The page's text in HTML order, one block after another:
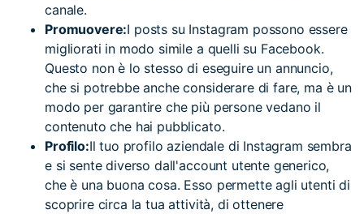
canale.
Promuovere:I posts su Instagram possono essere
migliorati in modo simile a quelli su Facebook.
Questo non è lo stesso di eseguire un annuncio,
che si potrebbe anche considerare di fare, ma è un
modo per garantire che più persone vedano il
contenuto che hai pubblicato.
Profilo:Il tuo profilo aziendale di Instagram sembra
e si sente diverso dall'account utente generico,
che è una buona cosa. Esso permette agli utenti di
scoprire circa la tua attività, di ottenere